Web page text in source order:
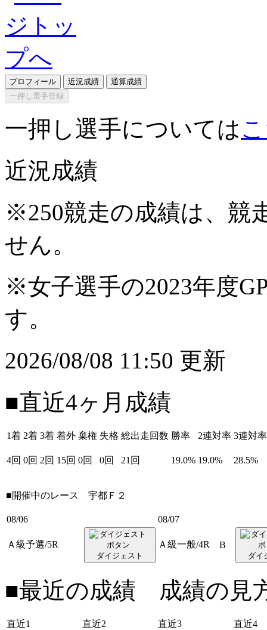
プロフィール 近況成績
通算成績
一押し選手登録
一押し選手については
近況成績
※250競走の成績は、競
せん。
※女子選手の2023年度
す。
2026/08/08 11:50 更新
■直近4ヶ月成績
1着 2着 3着 着外 棄権 失格 総出走回数 勝率 2連対率 3連対率
4回 0回 2回 15回 0回 0回 21回 19.0% 19.0% 28.5%
■開催中のレース 宇都Ｆ２
08/06 08/07
Ａ級予選/5R
ダイジェスト
Ａ級一般/4R B
ダイ
■最近の成績 成績の見
直近1 直近2 直近3 直近4